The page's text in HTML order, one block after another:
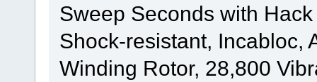
Sweep Seconds with
Shock-resistant, Incabloc,
Winding Rotor, 28,800